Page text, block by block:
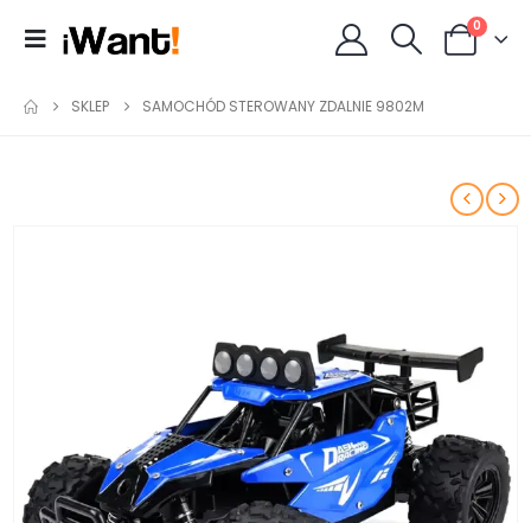
0
SKLEP SAMOCHÓD STEROWANY ZDALNIE 9802M